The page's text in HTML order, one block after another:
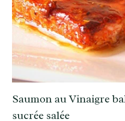
Saumon au Vinaigre
sucrée salée